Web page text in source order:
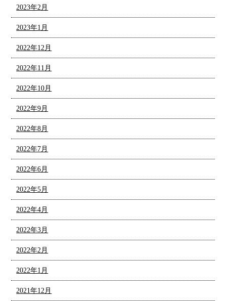
2023年2月
2023年1月
2022年12月
2022年11月
2022年10月
2022年9月
2022年8月
2022年7月
2022年6月
2022年5月
2022年4月
2022年3月
2022年2月
2022年1月
2021年12月